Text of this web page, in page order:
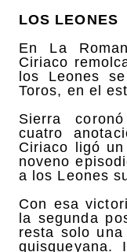
LOS LEONES
En La
Ciriaco
los Leones
Toros, en el
Sierra
cuatro
Ciriaco ligó
noveno
a los Leones
Con esa
la segunda
resta solo
quisqueyana.